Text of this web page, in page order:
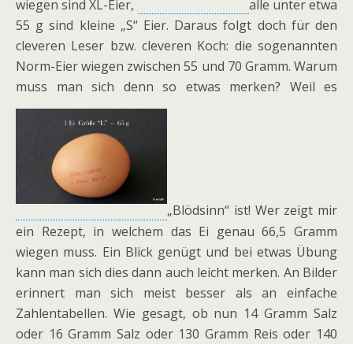
wiegen sind XL-Eier,
alle unter etwa
55 g sind kleine „S“ Eier. Daraus folgt doch für den
cleveren Leser bzw. cleveren Koch: die sogenannten
Norm-Eier wiegen zwischen 55 und 70 Gramm. Warum
muss man sich denn so etwas merken? Weil es
„Blödsinn“ ist! Wer zeigt mir
ein Rezept, in welchem das Ei genau 66,5 Gramm
wiegen muss. Ein Blick genügt und bei etwas Übung
kann man sich dies dann auch leicht merken. An Bilder
erinnert man sich meist besser als an einfache
Zahlentabellen. Wie gesagt, ob nun 14 Gramm Salz
oder 16 Gramm Salz oder 130 Gramm Reis oder 140